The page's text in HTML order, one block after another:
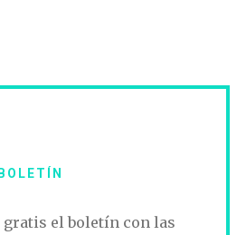
gratis el boletín con las